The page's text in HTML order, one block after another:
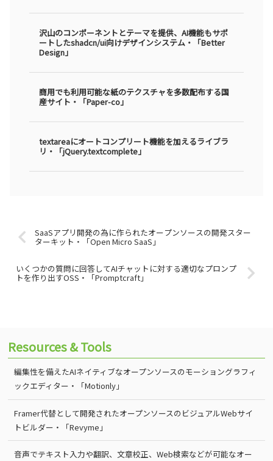
沢山のコンポーネントとテーマを提供、AI機能もサポ
ートしたshadcn/ui向けデザインシステム・「Better
Design」
商用でも利用可能な紙のテクスチャを多数配布する国
産サイト・「Paper-co」
textareaにオートコンプリート機能を加えるライブラ
リ・「jQuery.textcomplete」
SaaSアプリ開発の為に作られたオープンソースの開発スター
ターキット・「Open Micro SaaS」
いくつかの質問に回答してAIチャットに対する適切なプロンプ
トを作り出すOSS・「Promptcraft」
Resources & Tools
編集性を備えたAIネイティブなオープンソースのモーショングラフィ
ックエディター・「Motionly」
Framer代替として開発されたオープンソースのビジュアルWebサイ
トビルダー・「Revyme」
音声でテキスト入力や翻訳、文章校正、Web検索などが可能なオー